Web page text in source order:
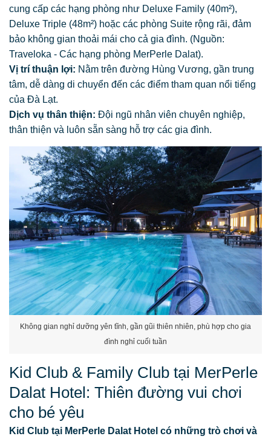
cung cấp các hạng phòng như Deluxe Family (40m²),
Deluxe Triple (48m²) hoặc các phòng Suite rộng rãi, đảm
bảo không gian thoải mái cho cả gia đình. (Nguồn:
Traveloka - Các hạng phòng MerPerle Dalat).
Vị trí thuận lợi: Nằm trên đường Hùng Vương, gần trung
tâm, dễ dàng di chuyển đến các điểm tham quan nổi tiếng
của Đà Lạt.
Dịch vụ thân thiện: Đội ngũ nhân viên chuyên nghiệp,
thân thiện và luôn sẵn sàng hỗ trợ các gia đình.
Không gian nghỉ dưỡng yên tĩnh, gần gũi thiên nhiên, phù hợp cho gia
đình nghỉ cuối tuần
Kid Club & Family Club tại MerPerle
Dalat Hotel: Thiên đường vui chơi
cho bé yêu
Kid Club tại MerPerle Dalat Hotel có những trò chơi và